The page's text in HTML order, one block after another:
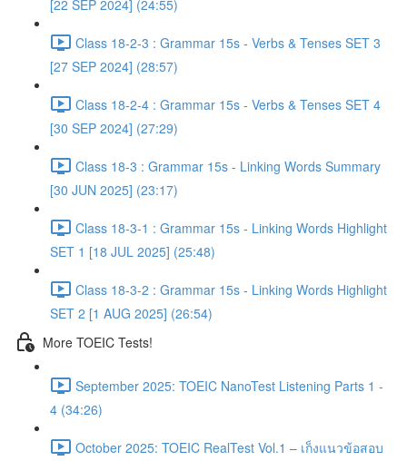
[22 SEP 2024] (24:55)
Class 18-2-3 : Grammar 15s - Verbs & Tenses SET 3
[27 SEP 2024] (28:57)
Class 18-2-4 : Grammar 15s - Verbs & Tenses SET 4
[30 SEP 2024] (27:29)
Class 18-3 : Grammar 15s - Linking Words Summary
[30 JUN 2025] (23:17)
Class 18-3-1 : Grammar 15s - Linking Words Highlight
SET 1 [18 JUL 2025] (25:48)
Class 18-3-2 : Grammar 15s - Linking Words Highlight
SET 2 [1 AUG 2025] (26:54)
More TOEIC Tests!
September 2025: TOEIC NanoTest Listening Parts 1 -
4 (34:26)
October 2025: TOEIC RealTest Vol.1 – เก็งแนวข้อสอบ